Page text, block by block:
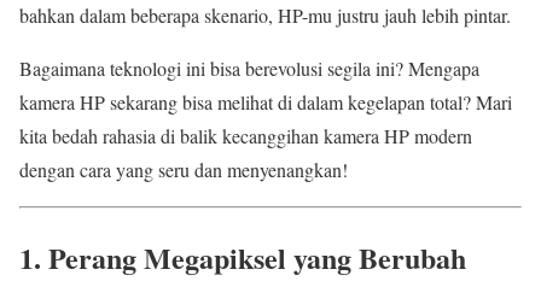
bahkan dalam beberapa skenario, HP-mu justru jauh lebih pintar.
Bagaimana teknologi ini bisa berevolusi segila ini? Mengapa
kamera HP sekarang bisa melihat di dalam kegelapan total? Mari
kita bedah rahasia di balik kecanggihan kamera HP modern
dengan cara yang seru dan menyenangkan!
1. Perang Megapiksel yang Berubah